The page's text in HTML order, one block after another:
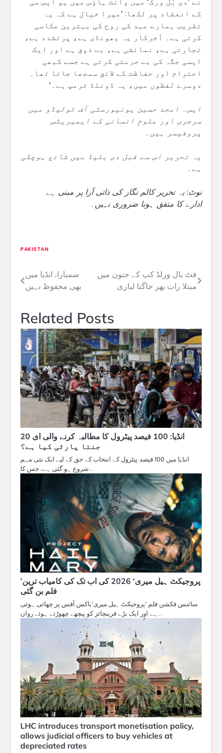
کے انعقاد پر لکھا: ’میرا خیال ہے کہ یہ
تقریب ہمارے عہد کی روح کی بہترین عکاسی
کرتی ہے۔ آخرکار یہ بھونڈی ہے، پرتشدد ہے،
تجارتی ہے، نمائشی ہے، بے ذوق ہے اور ایک
ایسی جگہ کی بے حرمتی کرتی ہے جسے کبھی
احترام اور حفاظت کے لائق سمجھا جاتا تھا۔
دوسرے لفظوں میں، یہ ڈونلڈ ٹرمپ ہے۔‘
ایس۔ امجد حسین یونیورسٹی آف ٹولیڈو میں
سرجری اور علومِ انسانی کے ایمیریٹس
پروفیسر ہیں۔
یہ تحریر اس سے قبل دی بلیڈ میں شائع ہوچکی
ہے۔
نوٹ: یہ تحریر کالم نگار کی ذاتی آرا پر مبنی ہے
ادارے کا متفق ہونا ضروری نہیں۔
PAKISTAN
Post
navigation
سمبارا، انڈیا میں
بھی محفوظ نہیں
فٹ بال ورلڈ کپ کے جنون میں
مبتلا رات بھر جاگتا لیاری
Related Posts
انڈیا: 100 فیصد پیٹرول کا مطالبہ کرنے والی ای 20
جنتا پارٹی کیا ہے؟
انڈیا میں 100 فیصد پیٹرول کے انتخاب کے حق کے لیے ایک نئی مہم
شروع ہو گئی ہے، جس کا…
’پروجیکٹ ہیل میری‘ 2026 کی اب تک کی کامیاب ترین
فلم بن گئی
سائنس فکشن فلم ’پروجیکٹ ہیل میری‘باکس آفس پر چھائی ہوئی
ہے اور ایک بڑے فرینچائز کو پیچھے چھوڑتے ہوئے رواں…
LHC introduces transport monetisation policy,
allows judicial officers to buy vehicles at
depreciated rates